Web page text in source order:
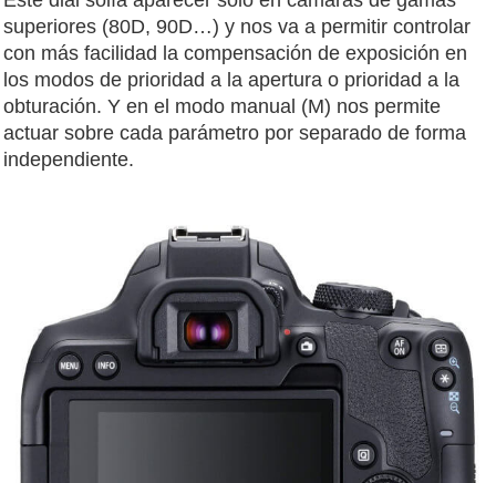
superiores (80D, 90D…) y nos va a permitir controlar
con más facilidad la compensación de exposición en
los modos de prioridad a la apertura o prioridad a la
obturación. Y en el modo manual (M) nos permite
actuar sobre cada parámetro por separado de forma
independiente.